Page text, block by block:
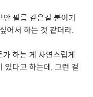
필름 같은걸 붙이기
어서 하는 것 같더라.
하는 게 자연스럽게
있다고 하는데, 그런 걸